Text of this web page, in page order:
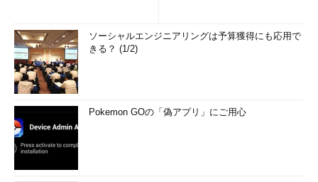
ソーシャルエンジニアリングは予算獲得にも応用で
きる？ (1/2)
Pokemon GOの「偽アプリ」にご用心